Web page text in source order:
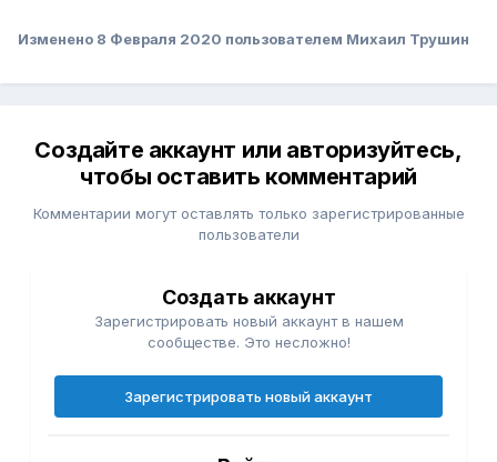
Изменено 8 Февраля 2020 пользователем Михаил Трушин
Создайте аккаунт или авторизуйтесь,
чтобы оставить комментарий
Комментарии могут оставлять только зарегистрированные
пользователи
Создать аккаунт
Зарегистрировать новый аккаунт в нашем
сообществе. Это несложно!
Зарегистрировать новый аккаунт